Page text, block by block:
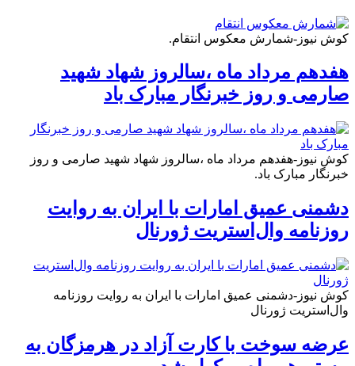
کوش نیوز-شمارش معکوس انتقام.
هفدهم مرداد ماه ،سالروز شهاد شهید
صارمی و روز خبرنگار مبارک باد
کوش نیوز-هفدهم مرداد ماه ،سالروز شهاد شهید صارمی و روز
خبرنگار مبارک باد.
دشمنی عمیق امارات با ایران به روایت
روزنامه وال‌استریت ژورنال
کوش نیوز-دشمنی عمیق امارات با ایران به روایت روزنامه
وال‌استریت ژورنال
عرضه سوخت با کارت آزاد در هرمزگان به